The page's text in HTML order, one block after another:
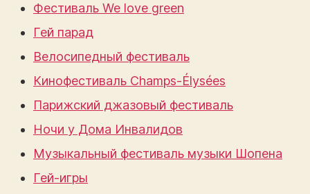
Фестиваль We love green
Гей парад
Велосипедный фестиваль
Кинофестиваль Champs-Élysées
Парижский джазовый фестиваль
Ночи у Дома Инвалидов
Музыкальный фестиваль музыки Шопена
Гей-игры